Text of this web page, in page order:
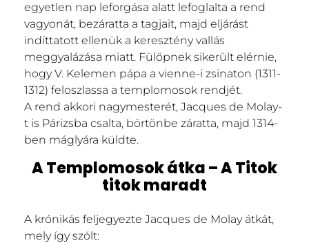
egyetlen nap leforgása alatt lefoglalta a rend
vagyonát, bezáratta a tagjait, majd eljárást
indíttatott ellenük a keresztény vallás
meggyalázása miatt. Fülöpnek sikerült elérnie,
hogy V. Kelemen pápa a vienne-i zsinaton (1311-
1312) feloszlassa a templomosok rendjét.
A rend akkori nagymesterét, Jacques de Molay-
t is Párizsba csalta, börtönbe záratta, majd 1314-
ben máglyára küldte.
A Templomosok átka – A Titok
titok maradt
A krónikás feljegyezte Jacques de Molay átkát,
mely így szólt: